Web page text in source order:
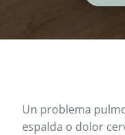
Un problema
espalda o dolor